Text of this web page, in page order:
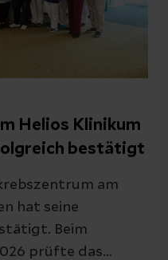
Helios Klinikum
bestätigt
am
hat seine
Beim
prüfte das